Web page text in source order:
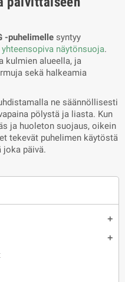
add
add
-puhelimelle syntyy
yhteensopiva näytönsuoja.
kulmien alueella, ja
sekä halkeamia
ne säännöllisesti
pölystä ja liasta. Kun
ja huoleton suojaus, oikein
tekevät puhelimen käytöstä
joka päivä.